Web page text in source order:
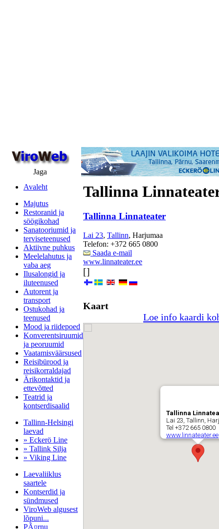
Jaga
Avaleht
Majutus
Restoranid ja
söögikohad
Sanatooriumid ja
terviseteenused
Aktiivne puhkus
Meelelahutus ja
vaba aeg
Ilusalongid ja
iluteenused
Autorent ja
transport
Ostukohad ja
teenused
Mood ja riidepoed
Konverentsiruumid
ja peoruumid
Vaatamisväärsused
Reisibürood ja
reisikorraldajad
Ärikontaktid ja
ettevõtted
Teatrid ja
kontserdisaalid
Tallinn-Helsingi
laevad
» Eckerö Line
» Tallink Silja
» Viking Line
Laevaliiklus
saartele
Kontserdid ja
sündmused
ViroWeb algusest
lõpuni...
PÃ¤rnu
Tallinna
Tallinna Linnateater
Lai 23, Tallinn, Harjumaa
Telefon: +372 665 0800
Saada e-mail
www.linnateater.ee
[]
Kaart
Loe info kaardi
Tallinna
Lai 23, Tallinn,
Tel +372 665 0800
www.linnateater.ee